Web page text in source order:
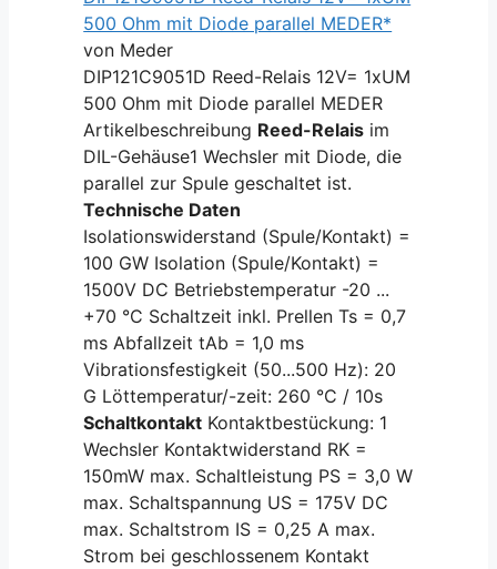
500 Ohm mit Diode parallel MEDER*
von Meder
DIP121C9051D Reed-Relais 12V= 1xUM
500 Ohm mit Diode parallel MEDER
Artikelbeschreibung Reed-Relais im
DIL-Gehäuse1 Wechsler mit Diode, die
parallel zur Spule geschaltet ist.
Technische Daten
Isolationswiderstand (Spule/Kontakt) =
100 GW Isolation (Spule/Kontakt) =
1500V DC Betriebstemperatur -20 ...
+70 °C Schaltzeit inkl. Prellen Ts = 0,7
ms Abfallzeit tAb = 1,0 ms
Vibrationsfestigkeit (50...500 Hz): 20
G Löttemperatur/-zeit: 260 °C / 10s
Schaltkontakt Kontaktbestückung: 1
Wechsler Kontaktwiderstand RK =
150mW max. Schaltleistung PS = 3,0 W
max. Schaltspannung US = 175V DC
max. Schaltstrom IS = 0,25 A max.
Strom bei geschlossenem Kontakt